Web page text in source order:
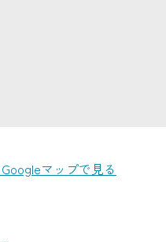
Googleマップで見る